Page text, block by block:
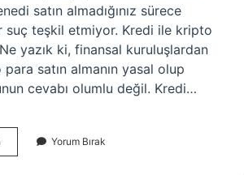
satın almadığınız sürece
suç teşkil etmiyor. Kredi ile kripto
yazık ki, finansal kuruluşlardan
satın almanın yasal olup
cevabı olumlu değil. Kredi…
Amaç
Yorum Bırak